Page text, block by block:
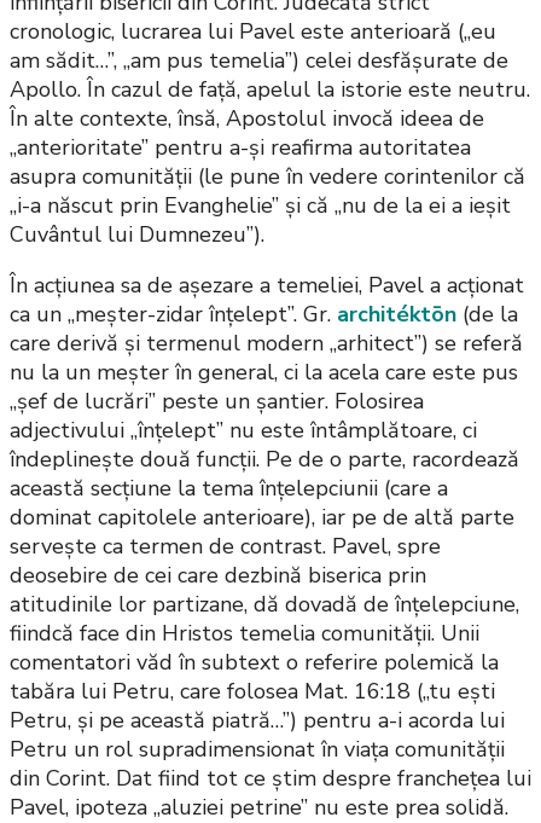
cronologic, lucrarea lui Pavel este anterioară („eu
am sădit…”, „am pus temelia”) celei desfășurate de
Apollo. În cazul de față, apelul la istorie este neutru.
În alte contexte, însă, Apostolul invocă ideea de
„anterioritate” pentru a-și reafirma autoritatea
asupra comunității (le pune în vedere corintenilor că
„i-a născut prin Evanghelie” și că „nu de la ei a ieșit
Cuvântul lui Dumnezeu”).
În acțiunea sa de așezare a temeliei, Pavel a acționat
ca un „meșter-zidar înțelept”. Gr. architéktōn (de la
care derivă și termenul modern „arhitect”) se referă
nu la un meșter în general, ci la acela care este pus
„șef de lucrări” peste un șantier. Folosirea
adjectivului „înțelept” nu este întâmplătoare, ci
îndeplinește două funcții. Pe de o parte, racordează
această secțiune la tema înțelepciunii (care a
dominat capitolele anterioare), iar pe de altă parte
servește ca termen de contrast. Pavel, spre
deosebire de cei care dezbină biserica prin
atitudinile lor partizane, dă dovadă de înțelepciune,
fiindcă face din Hristos temelia comunității. Unii
comentatori văd în subtext o referire polemică la
tabăra lui Petru, care folosea Mat. 16:18 („tu ești
Petru, și pe această piatră…”) pentru a-i acorda lui
Petru un rol supradimensionat în viața comunității
din Corint. Dat fiind tot ce știm despre franchețea lui
Pavel, ipoteza „aluziei petrine” nu este prea solidă.